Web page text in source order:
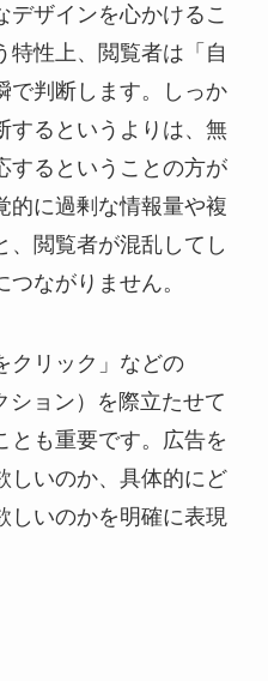
デザインを心かけるこ
特性上、閲覧者は「自
で判断します。しっか
するというよりは、無
するということの方が
的に過剰な情報量や複
、閲覧者が混乱してし
ながりません。
クリック」などの
ション）を際立たせて
とも重要です。広告を
しいのか、具体的にど
しいのかを明確に表現